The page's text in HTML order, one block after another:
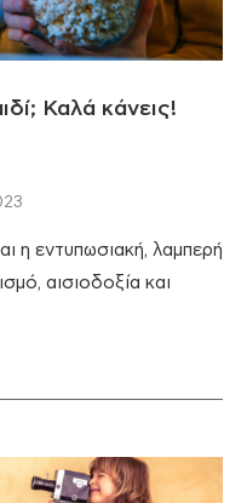
Καλά κάνεις!
η εντυπωσιακή, λαμπερή
αισιοδοξία και